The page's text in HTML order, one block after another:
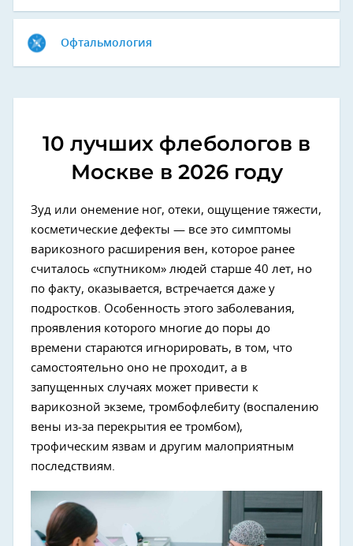
Офтальмология
10 лучших флебологов в
Москве в 2026 году
Зуд или онемение ног, отеки, ощущение тяжести,
косметические дефекты — все это симптомы
варикозного расширения вен, которое ранее
считалось «спутником» людей старше 40 лет, но
по факту, оказывается, встречается даже у
подростков. Особенность этого заболевания,
проявления которого многие до поры до
времени стараются игнорировать, в том, что
самостоятельно оно не проходит, а в
запущенных случаях может привести к
варикозной экземе, тромбофлебиту (воспалению
вены из-за перекрытия ее тромбом),
трофическим язвам и другим малоприятным
последствиям.